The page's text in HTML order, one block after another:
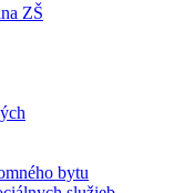
ZŠ
bytu